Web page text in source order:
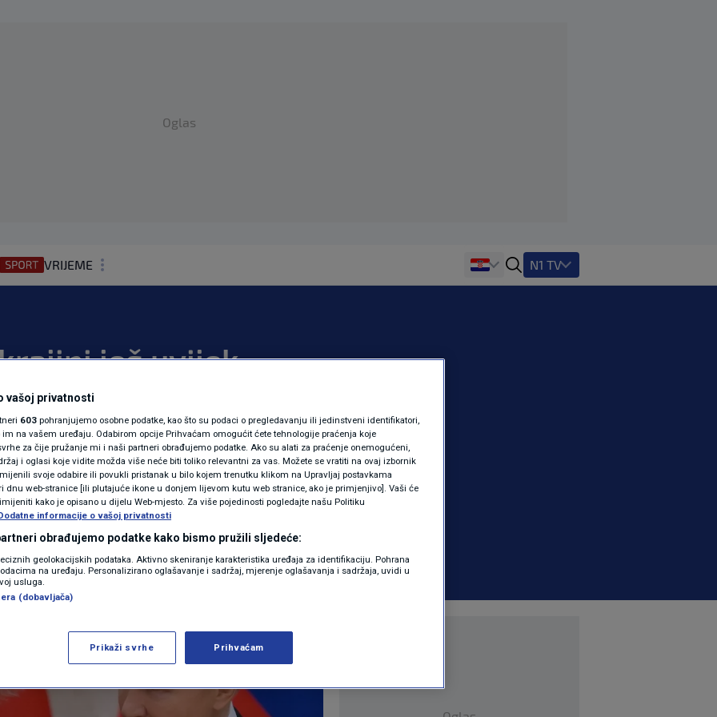
Oglas
VRIJEME
MAGAZIN
KOLUMNE
N1(DIS)INFO
KLIMATSKE PROMJENE
FOTO
VIDEO
N1 TV
još uvijek
1 komentar
Više
vašoj privatnosti
603 pohranjujemo osobne podatke, kao što su podaci o pregledavanju ili jedinstveni identifikatori,
na vašem uređaju. Odabirom opcije Prihvaćam omogućit ćete tehnologije praćenja koje
za čije pružanje mi i naši partneri obrađujemo podatke. Ako su alati za praćenje onemogućeni,
i oglasi koje vidite možda više neće biti toliko relevantni za vas. Možete se vratiti na ovaj izbornik
svoje odabire ili povukli pristanak u bilo kojem trenutku klikom na Upravljaj postavkama
dnu web-stranice [ili plutajuće ikone u donjem lijevom kutu web stranice, ako je primjenjivo]. Vaši će
kako je opisano u dijelu Web-mjesto. Za više pojedinosti pogledajte našu Politiku
informacije o vašoj privatnosti
obrađujemo podatke kako bismo pružili sljedeće:
geolokacijskih podataka. Aktivno skeniranje karakteristika uređaja za identifikaciju. Pohrana
na uređaju. Personalizirano oglašavanje i sadržaj, mjerenje oglašavanja i sadržaja, uvidi u
usluga.
(dobavljača)
Prikaži svrhe Prihvaćam